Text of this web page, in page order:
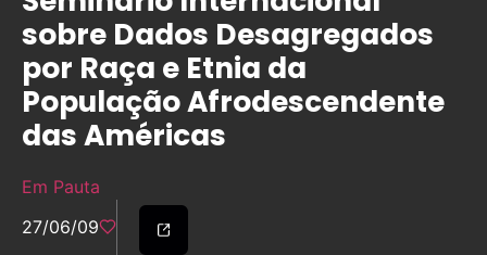
sobre Dados Desagregados
por Raça e Etnia da
População Afrodescendente
das Américas
Em Pauta
27/06/09